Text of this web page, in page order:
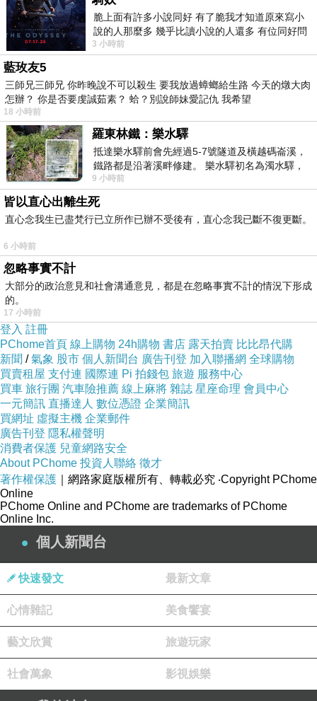
(悄悄話)
2019-08-17 07:11:00
脆上面有許多小說同好 有了脆我才知道原來寫小
說的人那麼多 幾乎比讀小說的人還多 有位同好問
了一個問題 她說為什麼高中文學獎的
3 小時前
藍玫友5
三師兄三師兄 你昨晚說不可以殺生 要我放過蟑螂給生路 今天的燉大肉
怎辦？ 你是否要虔誠茹素？ 蛤？別說師妹愛記仇 我希望
18 小時前
羅東林鐵：樂水驛
抵達樂水驛前會先經過5-7號隧道及橫越碼崙溪，
鐵路都是沿著溪畔修建。 樂水驛初名為濁水驛，
但因與臺鐵集集線車站同名，於1953
9 小時前
皆以直心出離生死
直心念我生已盡梵行已立所作已辦不受後有，直心念我已斷不復更斷。
6 小時前
忽略事實不計
大部分的政治意見和社會溝通意見，都是在忽略事實不計的情況下形成
的。
17 小時前
登入 註冊
PChome首頁 線上購物 24h購物 書店 露天拍賣 比比昂代購
新聞 /氣象 股市 個人新聞台 廣告刊登 加入聯播網 全球購物
買賣租屋 支付連 國際連 Pi 拍錢包 旅遊 服務中心
買車 旅行團 汽車險推薦 線上麻將 雜誌 星座命理 會員中心
一元簡訊 直播達人 數位憑證 企業簡訊
買網址 虛擬主機 企業郵件
廣告刊登 隱私權聲明
消費者保護 兒童網路安全
About PChome 投資人聯絡 徵才
著作權保護 ｜網路家庭版權所有、轉載必究 ‧Copyright PChome
Online
PChome Online and PChome are trademarks of PChome
Online Inc.
個人新聞台
快速發文 最新文章
心情雜記 美食饗宴
藝文欣賞 旅遊玩家
社會萬象 影視娛樂